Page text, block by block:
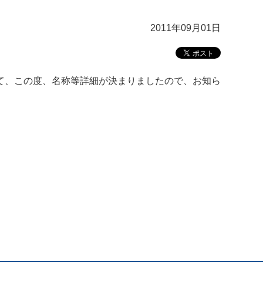
2011年09月01日
この度、名称等詳細が決まりましたので、お知ら